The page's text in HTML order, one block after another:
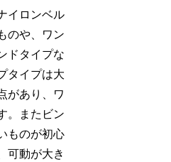
イロンベル
のや、ワン
ドタイプな
タイプは大
があり、ワ
。またビン
ものが初心
可動が大き